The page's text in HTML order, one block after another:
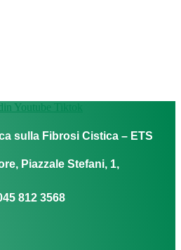
Youtube Tiktok
sulla Fibrosi Cistica – ETS
Piazzale Stefani, 1,
812 3568